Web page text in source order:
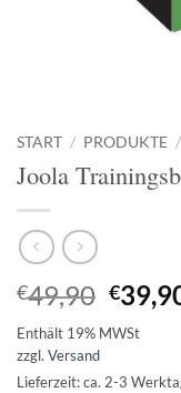
START / PRODUKTE /
Joola
€49,90
Preis
war:
€
Enthält 19% MWSt
zzgl. Versand
Lieferzeit: ca. 2-3